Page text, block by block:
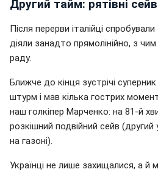
Другий тайм: рятівні
Після перерви італійці
діяли занадто прямолінійно, з
раду.
Ближче до кінця зустрічі
штурм і мав кілька гострих
наш голкіпер Марченко: на 81-й
розкішний подвійний сейв
на газоні).
Українці не лише захищалися, а й